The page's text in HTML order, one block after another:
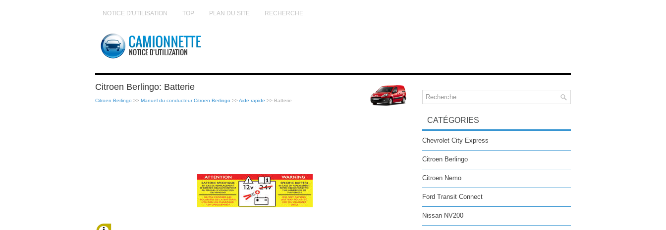
NOTICE D'UTILISATION TOP PLAN DU SITE RECHERCHE
Citroen Berlingo: Batterie
Citroen Berlingo >> Manuel du conducteur Citroen Berlingo >>Aide rapide >> Batterie
CATÉGORIES
Chevrolet City Express
Citroen Berlingo
Citroen Nemo
Ford Transit Connect
Nissan NV200